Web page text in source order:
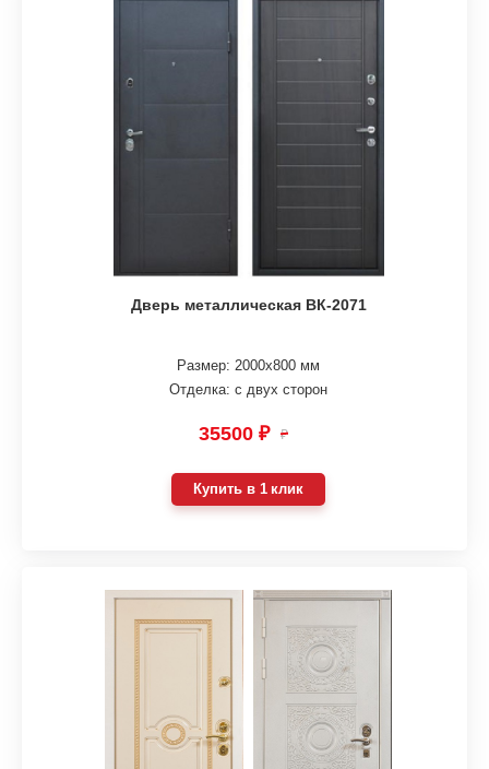
Дверь металлическая ВК-2071
Размер: 2000х800 мм
Отделка: с двух сторон
35500 ₽ ₽
Купить в 1 клик